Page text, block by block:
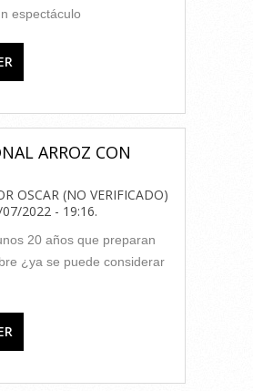
espectáculo
ARROZ CON
OSCAR (NO VERIFICADO)
2022 - 19:16.
20 años que preparan
¿ya se puede considerar